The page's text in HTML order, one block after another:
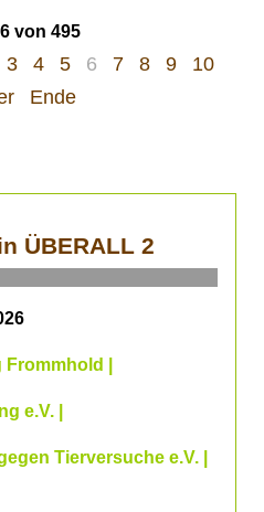
von 495
3 4 5 6 7 8 9
10
Ende
ÜBERALL 2
|
e.V. |
Tierversuche e.V. |